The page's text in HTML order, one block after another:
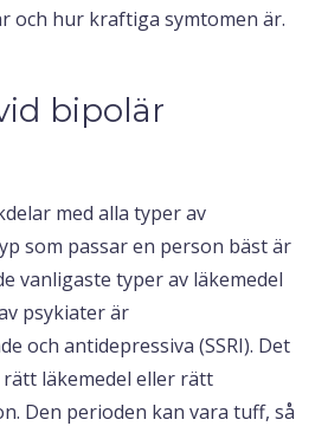
och hur kraftiga symtomen är.
bipolär
med alla typer av
som passar en person bäst är
vanligaste typer av läkemedel
psykiater är
och antidepressiva (SSRI). Det
läkemedel eller rätt
Den perioden kan vara tuff, så